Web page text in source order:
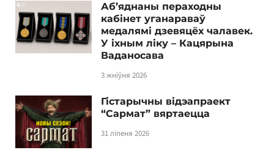
Аб’яднаны пераходны
кабінет уганараваў
медалямі дзевяцёх чалавек.
У іхным ліку – Кацярына
Ваданосава
3 жніўня 2026
Гістарычны відэапраект
“Сармат” вяртаецца
31 ліпеня 2026